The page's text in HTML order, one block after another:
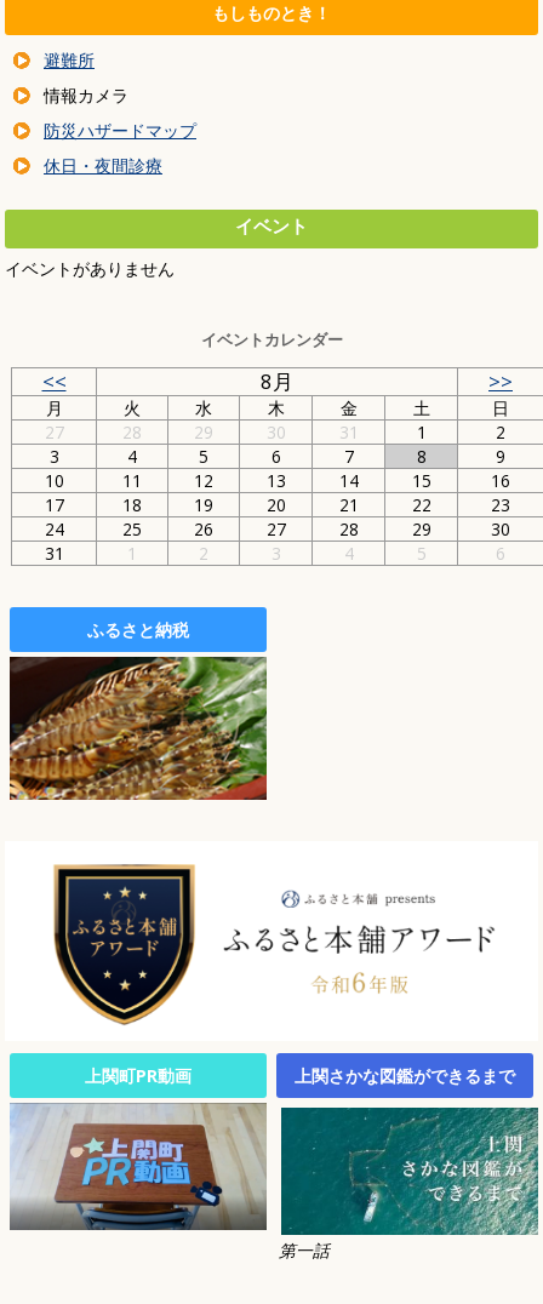
もしものとき！
避難所
情報カメラ
防災ハザードマップ
休日・夜間診療
イベント
イベントがありません
イベントカレンダー
<< 8月 >>
月 火 水 木 金 土
日
27
28 29 30 31 1
2
3
4 5 6 7 8
9
10
11 12 13 14 15
16
17
18 19 20 21 22
23
24
25 26 27 28 29
30
31
1 2 3 4 5 6
ふるさと納税
上関町PR動画 上関さかな図鑑ができるまで
第一話